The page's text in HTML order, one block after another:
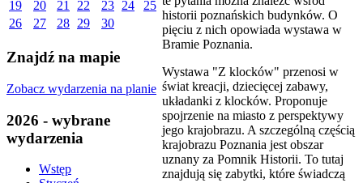
19
20 21 22 23 24
25
26
27 28 29 30
Znajdź na mapie
Zobacz wydarzenia na planie
2026 - wybrane
wydarzenia
Wstęp
historii poznańskich budynków. O
pięciu z nich opowiada wystawa w
Bramie Poznania.
Wystawa "Z klocków" przenosi w
świat kreacji, dziecięcej zabawy,
układanki z klocków. Proponuje
spojrzenie na miasto z perspektywy
jego krajobrazu. A szczególną częścią
krajobrazu Poznania jest obszar
uznany za Pomnik Historii. To tutaj
znajdują się zabytki, które świadczą